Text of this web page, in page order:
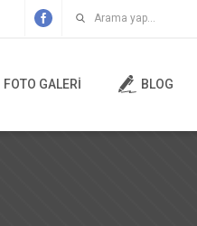
FOTO GALERİ BLOG